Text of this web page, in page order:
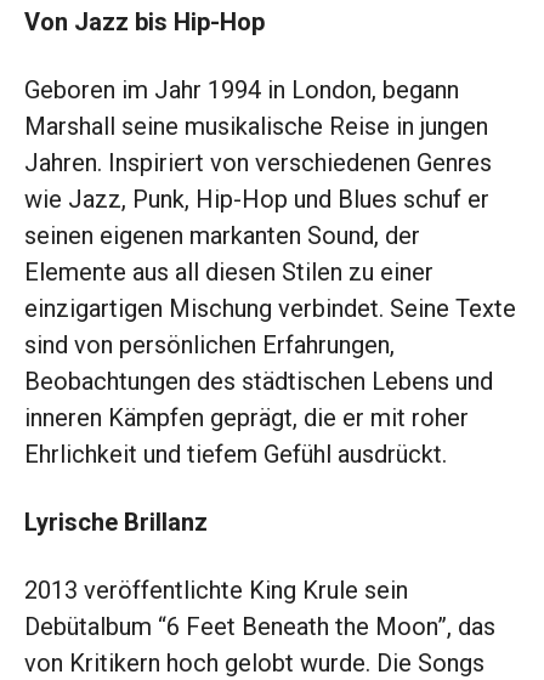
Von Jazz bis Hip-Hop
Geboren im Jahr 1994 in London, begann
Marshall seine musikalische Reise in jungen
Jahren. Inspiriert von verschiedenen Genres
wie Jazz, Punk, Hip-Hop und Blues schuf er
seinen eigenen markanten Sound, der
Elemente aus all diesen Stilen zu einer
einzigartigen Mischung verbindet. Seine Texte
sind von persönlichen Erfahrungen,
Beobachtungen des städtischen Lebens und
inneren Kämpfen geprägt, die er mit roher
Ehrlichkeit und tiefem Gefühl ausdrückt.
Lyrische Brillanz
2013 veröffentlichte King Krule sein
Debütalbum “6 Feet Beneath the Moon”, das
von Kritikern hoch gelobt wurde. Die Songs